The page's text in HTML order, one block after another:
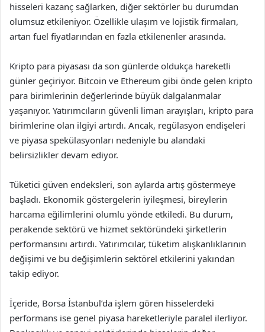
hisseleri kazanç sağlarken, diğer sektörler bu durumdan
olumsuz etkileniyor. Özellikle ulaşım ve lojistik firmaları,
artan fuel fiyatlarından en fazla etkilenenler arasında.
Kripto para piyasası da son günlerde oldukça hareketli
günler geçiriyor. Bitcoin ve Ethereum gibi önde gelen kripto
para birimlerinin değerlerinde büyük dalgalanmalar
yaşanıyor. Yatırımcıların güvenli liman arayışları, kripto para
birimlerine olan ilgiyi artırdı. Ancak, regülasyon endişeleri
ve piyasa spekülasyonları nedeniyle bu alandaki
belirsizlikler devam ediyor.
Tüketici güven endeksleri, son aylarda artış göstermeye
başladı. Ekonomik göstergelerin iyileşmesi, bireylerin
harcama eğilimlerini olumlu yönde etkiledi. Bu durum,
perakende sektörü ve hizmet sektöründeki şirketlerin
performansını artırdı. Yatırımcılar, tüketim alışkanlıklarının
değişimi ve bu değişimlerin sektörel etkilerini yakından
takip ediyor.
İçeride, Borsa İstanbul’da işlem gören hisselerdeki
performans ise genel piyasa hareketleriyle paralel ilerliyor.